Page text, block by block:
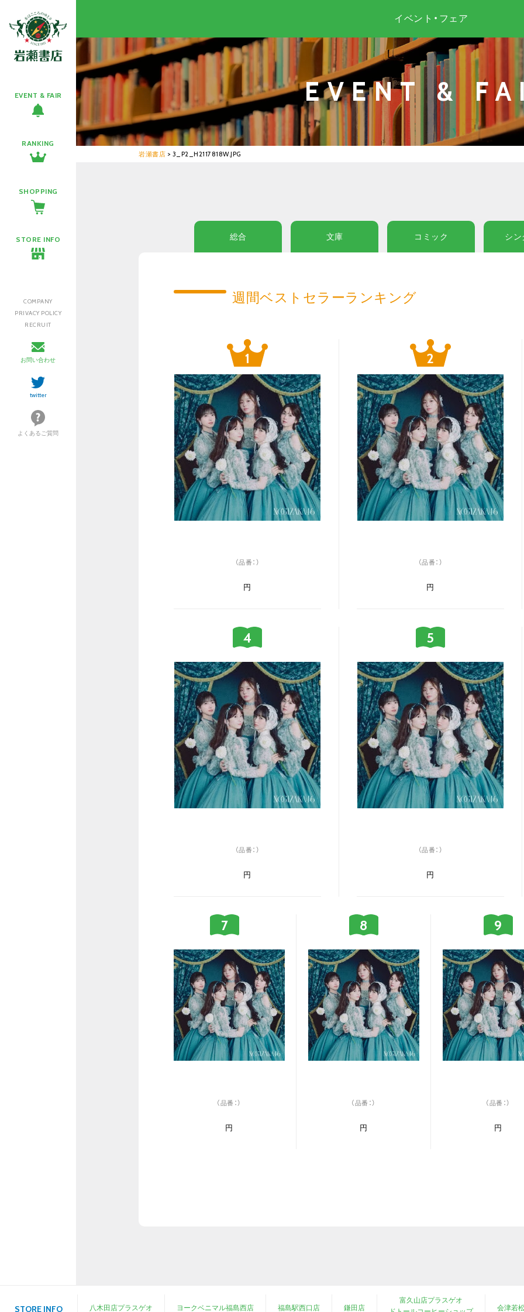
EVENT & FAIR
RANKING
SHOPPING
STORE INFO
COMPANY
PRIVACY POLICY
RECRUIT
お問い合わせ
twitter
よくあるご質問
イベント・フェア
EVENT &
岩瀬書店 > 3_P2_H2117818W.JPG
総合 文庫 コミック シン
週間ベストセラーランキング
（品番：）
円
（品番：）
円
（品番：）
円
（品番：）
円
（品番：）
円
（品番：）
円
（品番：）
円
STORE INFO 八木田店プラスゲオ ヨークベニマル福島西店 福島駅西口店 鎌田店
富久山店プラスゲオ
会津若